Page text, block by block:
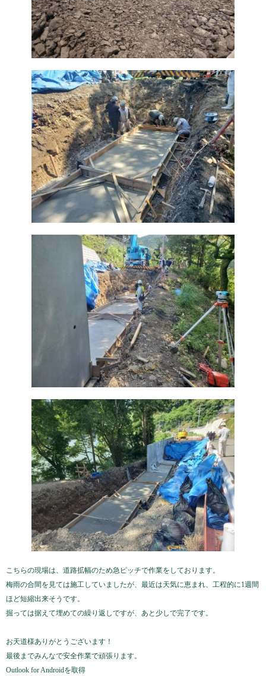
こちらの現場は、道路拡幅のため急ピッチで作業をしております。
梅雨の合間を見ては施工していましたが、最近は天気に恵まれ、工程的に1週間
ほど短縮出来そうです。
掘っては据えて埋めての繰り返しですが、あと少しで完了です。
お天道様ありがとうございます！
最後までみんなで安全作業で頑張ります。
Outlook for Androidを取得